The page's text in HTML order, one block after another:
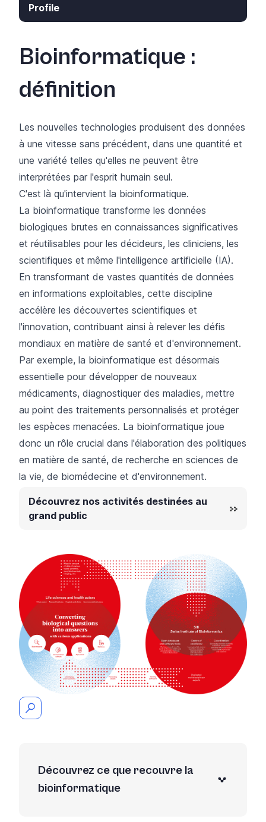
Profile
Bioinformatique :
définition
Les nouvelles technologies produisent des données
à une vitesse sans précédent, dans une quantité et
une variété telles qu'elles ne peuvent être
interprétées par l'esprit humain seul.
C'est là qu'intervient la bioinformatique.
La bioinformatique transforme les données
biologiques brutes en connaissances significatives
et réutilisables pour les décideurs, les cliniciens, les
scientifiques et même l'intelligence artificielle (IA).
En transformant de vastes quantités de données
en informations exploitables, cette discipline
accélère les découvertes scientifiques et
l'innovation, contribuant ainsi à relever les défis
mondiaux en matière de santé et d'environnement.
Par exemple, la bioinformatique est désormais
essentielle pour développer de nouveaux
médicaments, diagnostiquer des maladies, mettre
au point des traitements personnalisés et protéger
les espèces menacées. La bioinformatique joue
donc un rôle crucial dans l'élaboration des politiques
en matière de santé, de recherche en sciences de
la vie, de biomédecine et d'environnement.
Découvrez nos activités destinées au
grand public
Découvrez ce que recouvre la
bioinformatique